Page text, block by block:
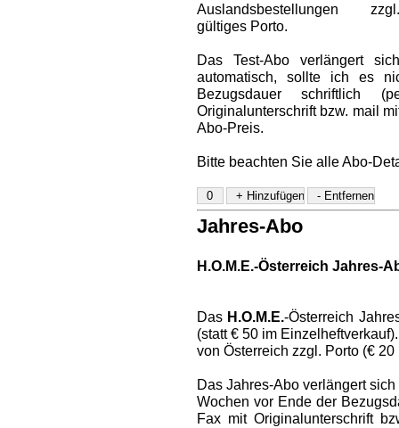
Auslandsbestellungen zzgl.
gültiges Porto.
Das Test-Abo verlängert sich
automatisch, sollte ich es
Bezugsdauer schriftlich
Originalunterschrift bzw. mail
Abo-Preis.
Bitte beachten Sie alle Abo-
Jahres-Abo
H.O.M.E.-Österreich Jahres-
Das H.O.M.E.-Österreich
(statt € 50 im
von Österreich zzgl. Porto (€
Das Jahres-Abo verlängert
Wochen vor Ende der
Fax mit Originalunterschrift